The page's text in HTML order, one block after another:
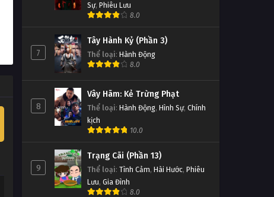
Sự, Phiêu Lưu
8.0
7
Tây Hành Kỷ (Phần 3)
Thể loại: Hành Động
8.0
8
Vây Hãm: Kẻ Trừng Phạt
Thể loại: Hành Động, Hình Sự, Chính
kịch
10.0
9
Trạng Cãi (Phần 13)
Thể loại: Tình Cảm, Hài Hước, Phiêu
Lưu, Gia Đình
8.0